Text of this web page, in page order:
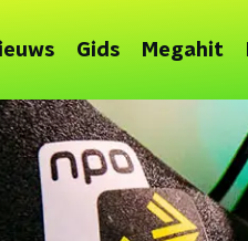
Gids Megahit